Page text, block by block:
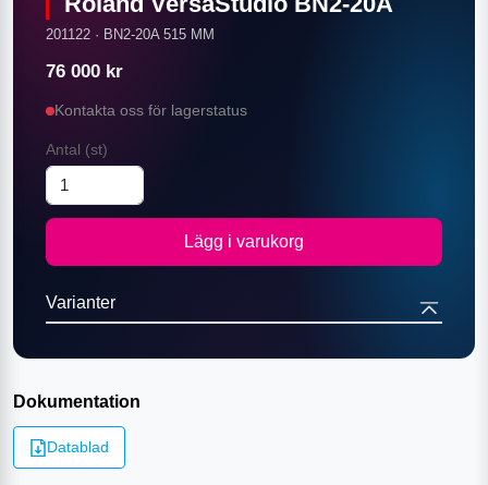
201122 · BN2-20A 515 MM
76 000 kr
Kontakta oss för lagerstatus
Antal (st)
Lägg i varukorg
Varianter
Dokumentation
Datablad